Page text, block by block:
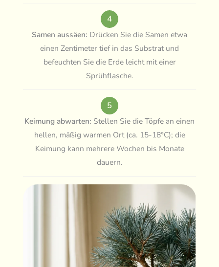
4
Samen aussäen: Drücken Sie die Samen etwa
einen Zentimeter tief in das Substrat und
befeuchten Sie die Erde leicht mit einer
Sprühflasche.
5
Keimung abwarten: Stellen Sie die Töpfe an einen
hellen, mäßig warmen Ort (ca. 15-18°C); die
Keimung kann mehrere Wochen bis Monate
dauern.